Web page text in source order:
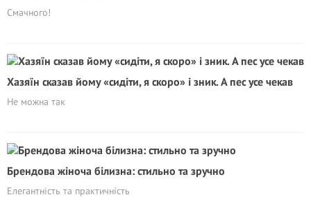
Смачного!
Хазяїн сказав йому «сидіти, я скоро» і зник. А пес усе чекав
Не можна так
Брендова жіноча білизна: стильно та зручно
Елегантність та практичність